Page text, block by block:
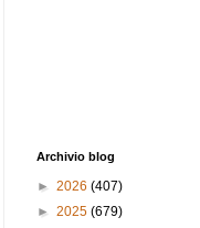
Archivio blog
► 2026 (407)
► 2025 (679)